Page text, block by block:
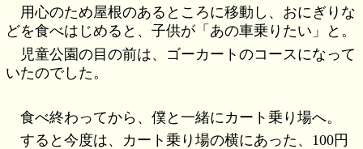
用心のため屋根のあるところに移動し、おにぎりな
どを食べはじめると、子供が「あの車乗りたい」と。
児童公園の目の前は、ゴーカートのコースになって
いたのでした。
食べ終わってから、僕と一緒にカート乗り場へ。
すると今度は、カート乗り場の横にあった、100円